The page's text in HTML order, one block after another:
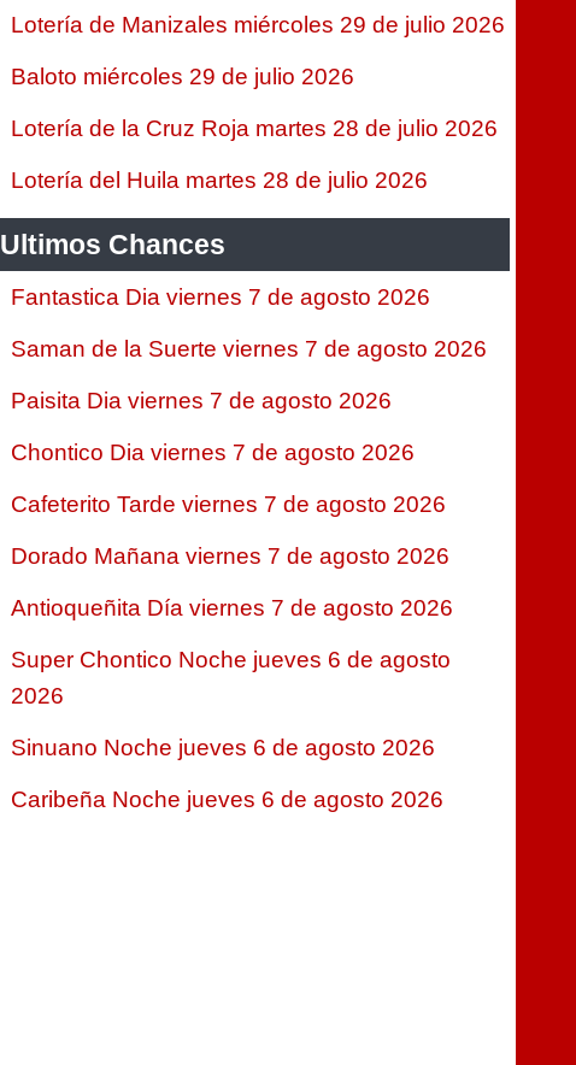
Lotería de Manizales miércoles 29 de julio 2026
Baloto miércoles 29 de julio 2026
Lotería de la Cruz Roja martes 28 de julio 2026
Lotería del Huila martes 28 de julio 2026
Ultimos Chances
Fantastica Dia viernes 7 de agosto 2026
Saman de la Suerte viernes 7 de agosto 2026
Paisita Dia viernes 7 de agosto 2026
Chontico Dia viernes 7 de agosto 2026
Cafeterito Tarde viernes 7 de agosto 2026
Dorado Mañana viernes 7 de agosto 2026
Antioqueñita Día viernes 7 de agosto 2026
Super Chontico Noche jueves 6 de agosto
2026
Sinuano Noche jueves 6 de agosto 2026
Caribeña Noche jueves 6 de agosto 2026